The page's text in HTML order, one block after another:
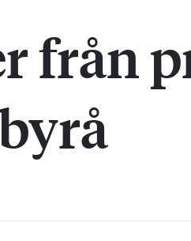
från